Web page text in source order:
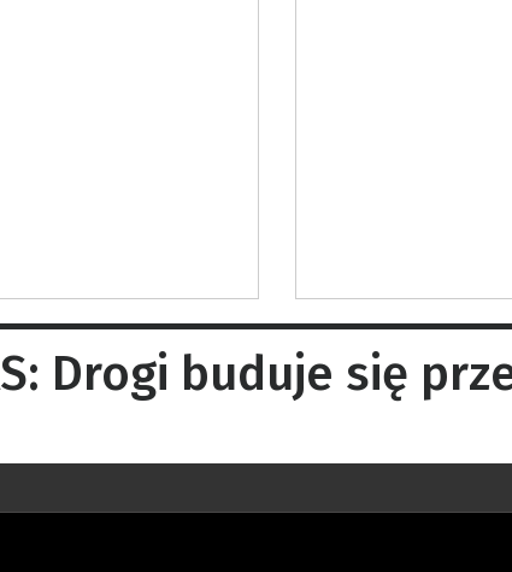
Drogi buduje się